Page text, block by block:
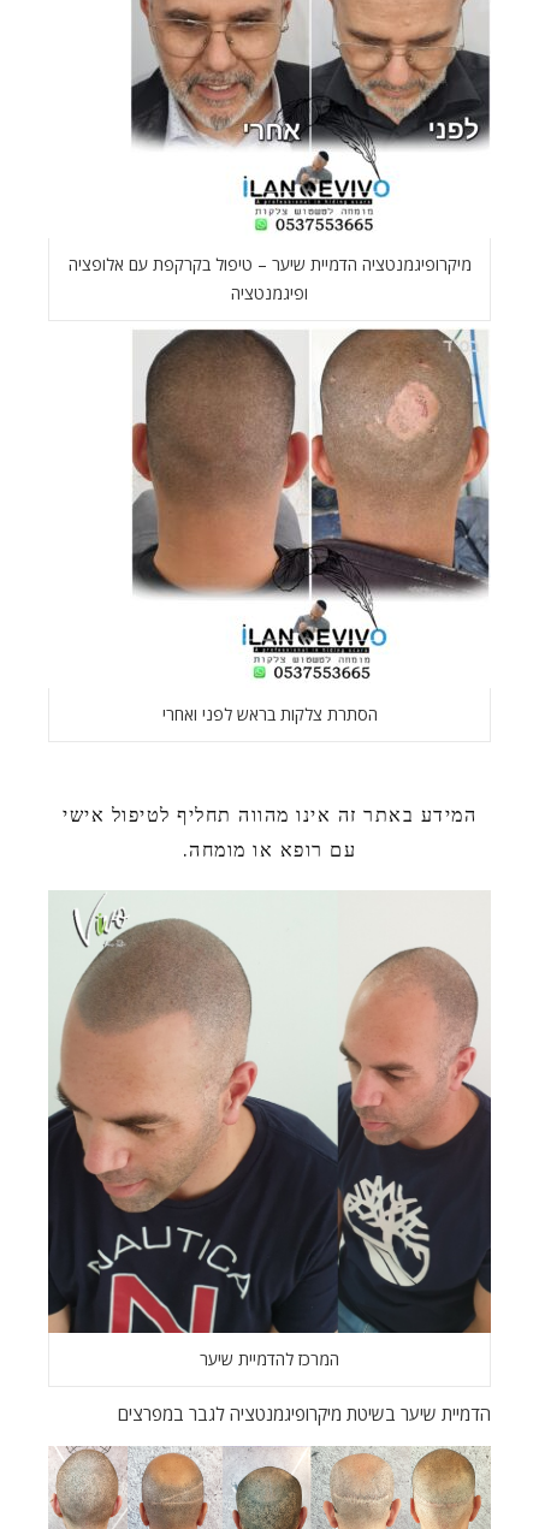
מיקרופיגמנטציה הדמיית שיער – טיפול בקרקפת עם אלופציה
ופיגמנטציה
הסתרת צלקות בראש לפני ואחרי
המידע באתר זה אינו מהווה תחליף לטיפול אישי
עם רופא או מומחה.
המרכז להדמיית שיער
הדמיית שיער בשיטת מיקרופיגמנטציה לגבר במפרצים